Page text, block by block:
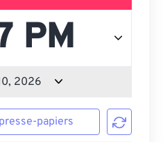
papiers